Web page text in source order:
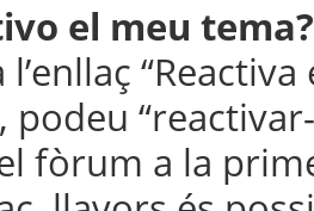
el meu tema?
l’enllaç
podeu
fòrum a la